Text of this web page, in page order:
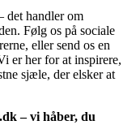
det handler om
Følg os på sociale
eller send os en
er her for at inspirere,
sjæle, der elsker at
– vi håber, du